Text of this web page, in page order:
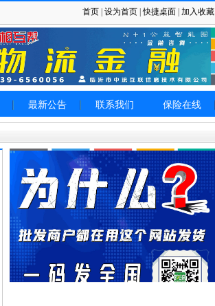
首页 设为首页 |快捷桌面 加入收藏
最新公告 联系我们 保险在线